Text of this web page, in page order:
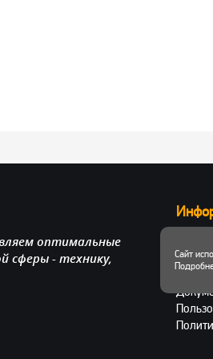
оптимальные
сферы - технику,
Сайт